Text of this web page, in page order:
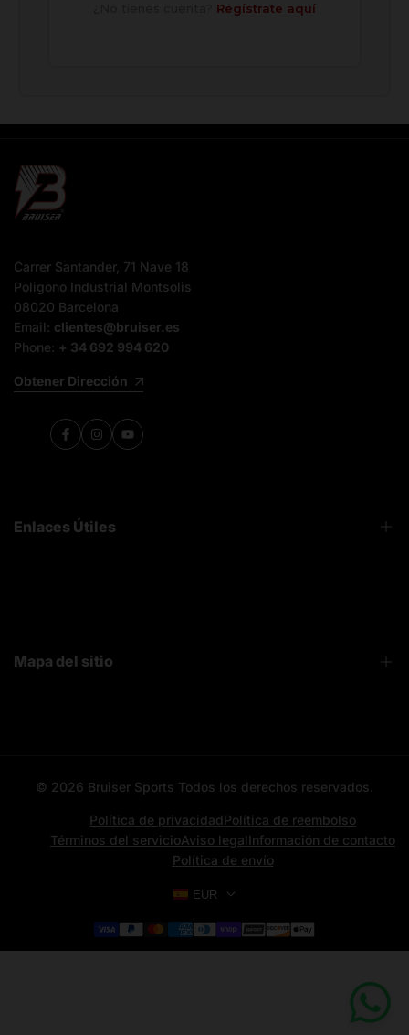
Regístrate aquí
Carrer Santander, 71 Nave 18
Poligono Industrial Montsolis
08020 Barcelona
Email: clientes@bruiser.es
Phone: + 34 692 994 620
Obtener Dirección
FacebookInstagramYouTube
Enlaces Útiles
Contacto
Mapa del sitio
All categories
All products
Contacto
© 2026 Bruiser Sports Todos los derechos reservados.
Política de privacidadPolítica de reembolso
Términos del servicioAviso legalInformación de contacto
Política de envío
EUR